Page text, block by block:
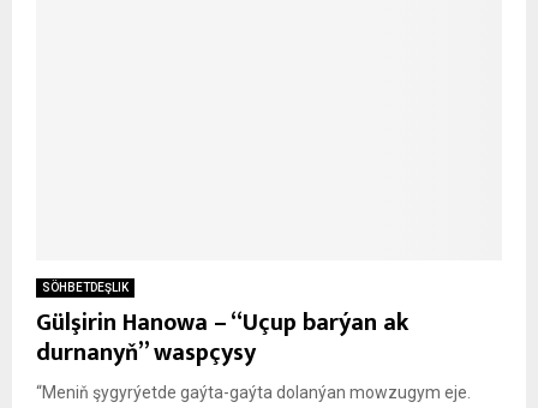
SÖHBETDEŞLIK
Gülşirin Hanowa – “Uçup barýan ak
durnanyň” waspçysy
“Meniň şygyrýetde gaýta-gaýta dolanýan mowzugym eje.